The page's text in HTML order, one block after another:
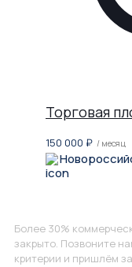
Торговая
150 000 ₽ / месяц
Более 30%
закрыто. Позвоните
критерии и пришлём